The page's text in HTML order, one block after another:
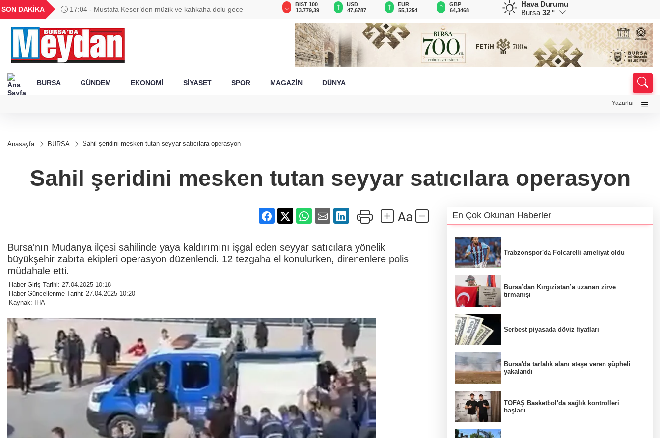
SON DAKİKA 17:04 - Mustafa Keser’den müzik ve kahkaha dolu gece
GEL
18,2677
16,3788
27,9743
0,0018
BIST 100
13.779,39
USD
47,6787
EUR
55,1254
GBP
64,3468
CHF
59,0083
CAD
34,1883
Hava Durumu
Bursa 32 °
BURSA GÜNDEM EKONOMİ SİYASET SPOR MAGAZİN DÜNYA
Yazarlar
Anasayfa BURSA Sahil şeridini mesken tutan seyyar satıcılara operasyon
Sahil şeridini mesken tutan seyyar satıcılara operasyon
Bursa'nın Mudanya ilçesi sahilinde yaya kaldırımını işgal eden seyyar satıcılara yönelik
büyükşehir zabıta ekipleri operasyon düzenlendi. 12 tezgaha el konulurken, direnenlere polis
müdahale etti.
Haber Giriş Tarihi: 27.04.2025 10:18
Haber Güncellenme Tarihi: 27.04.2025 10:20
Kaynak: İHA
En Çok Okunan Haberler
Trabzonspor'da Folcarelli ameliyat oldu
Bursa’dan Kırgızistan’a uzanan zirve
tırmanışı
Serbest piyasada döviz fiyatları
Bursa'da tarlalık alanı ateşe veren şüpheli
yakalandı
TOFAŞ Basketbol'da sağlık kontrolleri
başladı